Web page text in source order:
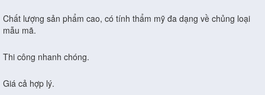
Chất lượng sản phẩm cao, có tính thẩm mỹ đa dạng về chủng loại
mẫu mã.
Thi công nhanh chóng.
Giá cả hợp lý.